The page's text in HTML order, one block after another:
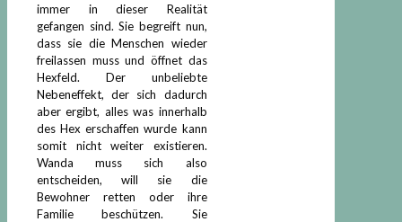
immer in dieser Realität
gefangen sind. Sie begreift nun,
dass sie die Menschen wieder
freilassen muss und öffnet das
Hexfeld. Der unbeliebte
Nebeneffekt, der sich dadurch
aber ergibt, alles was innerhalb
des Hex erschaffen wurde kann
somit nicht weiter existieren.
Wanda muss sich also
entscheiden, will sie die
Bewohner retten oder ihre
Familie beschützen. Sie